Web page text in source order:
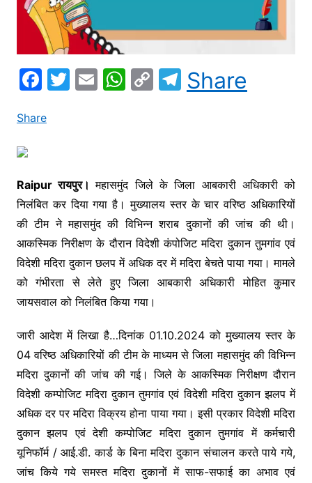
F
c
o
o
k
T E W
p
p
C
n
k
T
el
m
Share
Share
Raipur रायपुर।महासमुंद जिले के जिला आबकारी अधिकारी को
निलंबित कर दिया गया है। मुख्यालय स्तर के चार वरिष्ठ अधिकारियों
की टीम ने महासमुंद की विभिन्न शराब दुकानों की जांच की थी।
आकस्मिक निरीक्षण के दौरान विदेशी कंपोजिट मदिरा दुकान तुमगांव एवं
विदेशी मदिरा दुकान छलप में अधिक दर में मदिरा बेचते पाया गया। मामले
को गंभीरता से लेते हुए जिला आबकारी अधिकारी मोहित कुमार
जायसवाल को निलंबित किया गया।
जारी आदेश में लिखा है…दिनांक 01.10.2024 को मुख्यालय स्तर के
04 वरिष्ठ अधिकारियों की टीम के माध्यम से जिला महासमुंद की विभिन्न
मदिरा दुकानों की जांच की गई। जिले के आकस्मिक निरीक्षण दौरान
विदेशी कम्पोजिट मदिरा दुकान तुमगांव एवं विदेशी मदिरा दुकान झलप में
अधिक दर पर मदिरा विक्रय होना पाया गया। इसी प्रकार विदेशी मदिरा
दुकान झलप एवं देशी कम्पोजिट मदिरा दुकान तुमगांव में कर्मचारी
यूनिफॉर्म / आई.डी. कार्ड के बिना मदिरा दुकान संचालन करते पाये गये,
जांच किये गये समस्त मदिरा दुकानों में साफ-सफाई का अभाव एवं